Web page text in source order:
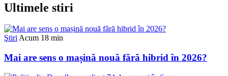
Ultimele stiri
ŞtiriAcum 18 min
Mai are sens o mașină nouă fără hibrid în 2026?